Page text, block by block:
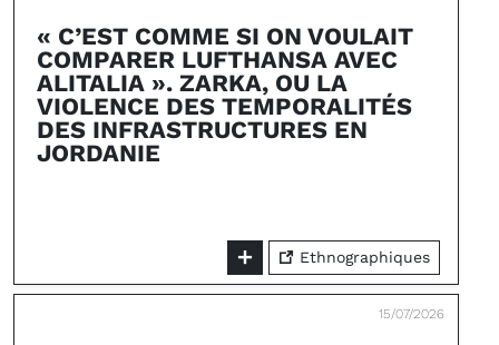
« C’EST COMME SI ON VOULAIT
COMPARER LUFTHANSA AVEC
ALITALIA ». ZARKA, OU LA
VIOLENCE DES TEMPORALITÉS
DES INFRASTRUCTURES EN
JORDANIE
Ethnographiques
15/07/2026